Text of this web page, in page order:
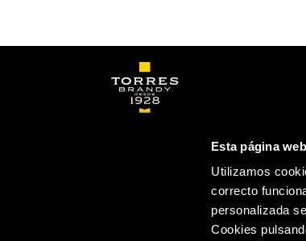
Esta página
Utilizamos
correcto
personalizada
Cookies